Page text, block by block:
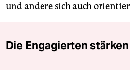
und andere sich auch
Die Engagierten stärken